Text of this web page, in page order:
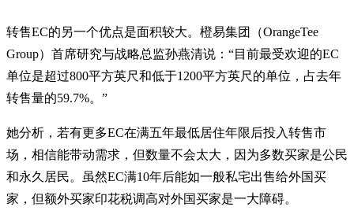
转售EC的另一个优点是面积较大。橙易集团（OrangeTee
Group）首席研究与战略总监孙燕清说：“目前最受欢迎的EC
单位是超过800平方英尺和低于1200平方英尺的单位，占去年
转售量的59.7%。”
她分析，若有更多EC在满五年最低居住年限后投入转售市
场，相信能带动需求，但数量不会太大，因为多数买家是公民
和永久居民。虽然EC满10年后能如一般私宅出售给外国买
家，但额外买家印花税调高对外国买家是一大障碍。